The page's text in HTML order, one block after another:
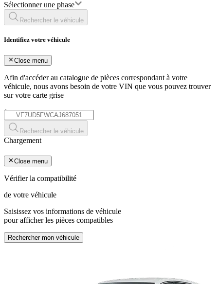
Sélectionner une phase
Rechercher le véhicule
Identifiez votre véhicule
Close menu
Afin d'accéder au catalogue de pièces correspondant à votre
véhicule, nous avons besoin de votre VIN que vous pouvez trouver
sur votre carte grise
*
Rechercher le véhicule
Chargement
Close menu
Vérifier la compatibilité
de votre véhicule
Saisissez vos informations de véhicule
pour afficher les pièces compatibles
Rechercher mon véhicule